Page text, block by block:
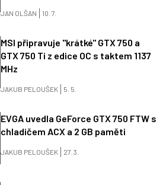
JAN OLŠAN 10. 7.
MSI připravuje "krátké" GTX 750 a
GTX 750 Ti z edice OC s taktem 1137
MHz
JAKUB PELOUŠEK 5. 5.
EVGA uvedla GeForce GTX 750 FTW s
chladičem ACX a 2 GB paměti
JAKUB PELOUŠEK 27. 3.